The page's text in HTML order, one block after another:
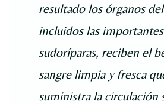
resultado los órganos
incluidos las
sudoríparas, reciben el
sangre limpia y fresca
suministra la circulación